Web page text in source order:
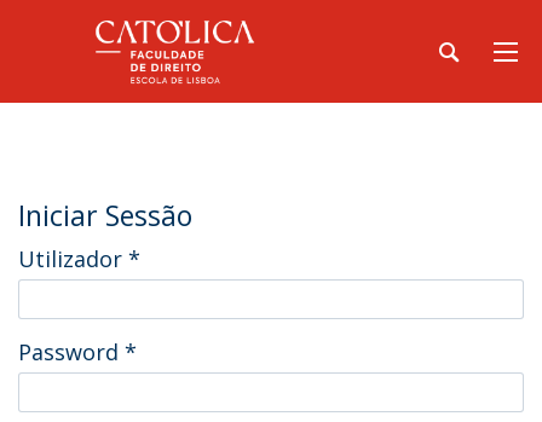
Iniciar Sessão
Utilizador *
Password *